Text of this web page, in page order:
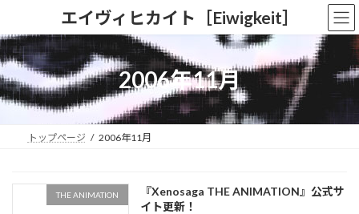
テ
ン
ツ
へ
ス
ゲ
ー
シ
ョ
ン
エイヴィヒカイト［Eiwigkeit］
2006年11月
トップページ 2006年11月
THE ANIMATION
『Xenosaga THE ANIMATION』公式サ
イト更新！